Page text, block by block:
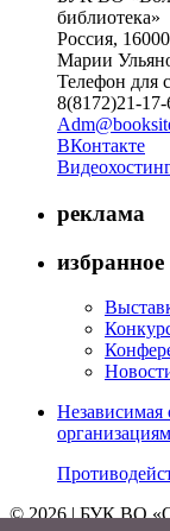
библиотека»
Россия,
Марии
Телефон для
8(8172)21-17-
ВКонтакте
реклама
избранное
Независимая
© 2026 | БУК ВО